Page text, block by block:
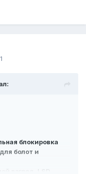
блокировка
болот и